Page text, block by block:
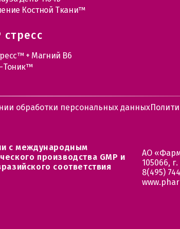
Костной Ткани™
стресс
+ Магний В6
Тоник™
обработки персональных данных
с международным
производства GMP и
соответствия
АО
105066,
8(495)